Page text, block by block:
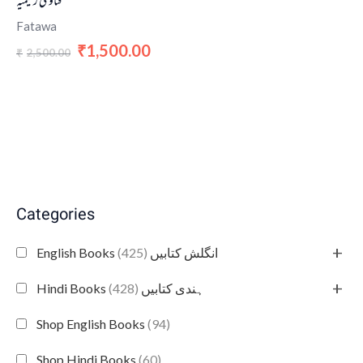
Categories
English Books انگلش کتابیں (425) +
Hindi Books ہندی کتابیں (428) +
Shop English Books (94)
Shop Hindi Books (60)
Fatawa
₹ 2,500.00 ₹1,500.00